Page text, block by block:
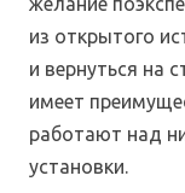
из открытого
и вернуться на
имеет
работают над
установки.